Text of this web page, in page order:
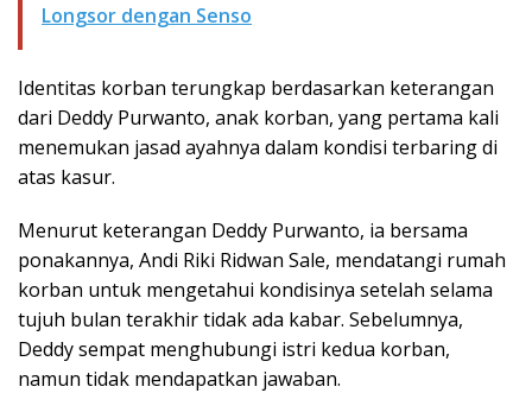
Longsor dengan Senso
Identitas korban terungkap berdasarkan keterangan
dari Deddy Purwanto, anak korban, yang pertama kali
menemukan jasad ayahnya dalam kondisi terbaring di
atas kasur.
Menurut keterangan Deddy Purwanto, ia bersama
ponakannya, Andi Riki Ridwan Sale, mendatangi rumah
korban untuk mengetahui kondisinya setelah selama
tujuh bulan terakhir tidak ada kabar. Sebelumnya,
Deddy sempat menghubungi istri kedua korban,
namun tidak mendapatkan jawaban.